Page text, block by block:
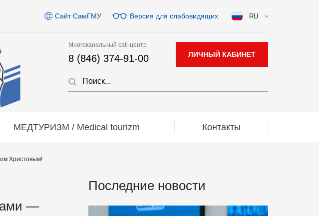
Сайт СамГМУ Версия для слабовидящих RU
Многоканальный call-центр
8 (846) 374-91-00 ЛИЧНЫЙ КАБИНЕТ
МЕДТУРИЗМ / Medical tourizm Контакты
Христовым!
—
Последние новости